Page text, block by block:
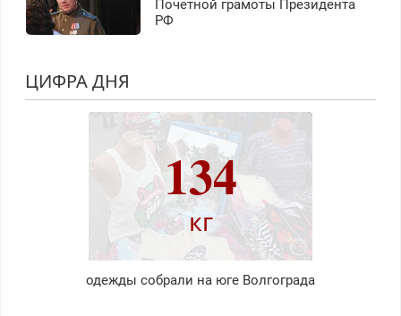
Почетной грамоты Президента
РФ
ЦИФРА ДНЯ
134
кг
одежды собрали на юге Волгограда